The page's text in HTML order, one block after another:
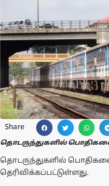
Share
தொடருந்துகளில்
தொடருந்துகளில்
தெரிவிக்கப்பட்டுள்ளது.